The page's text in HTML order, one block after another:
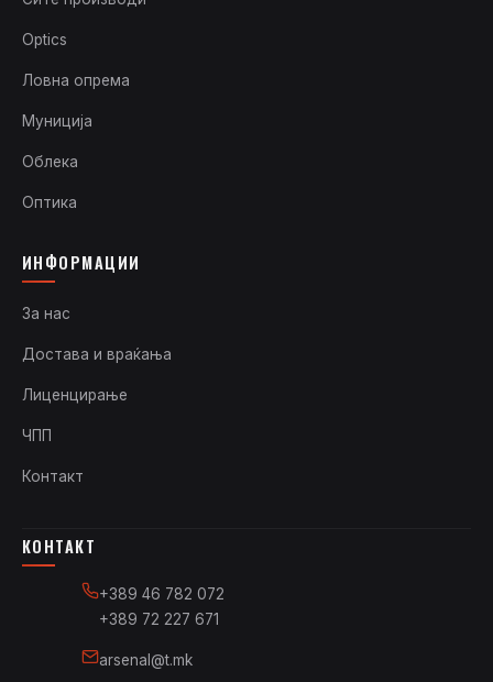
Optics
Ловна опрема
Муниција
Облека
Оптика
ИНФОРМАЦИИ
За нас
Достава и враќања
Лиценцирање
ЧПП
Контакт
КОНТАКТ
+389 46 782 072
+389 72 227 671
arsenal@t.mk